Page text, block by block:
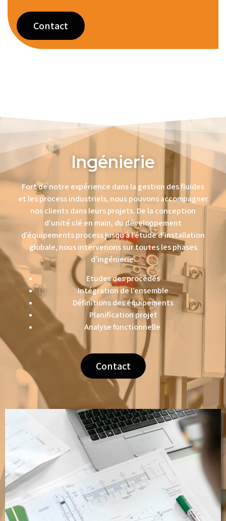
Contact
Ingénierie
Fort de notre expérience dans la gestion des fluides
et les process industriels, nous pouvons accompagner
nos clients dans leurs projets. De la conception
d’unité clé en main, du développement
d’équipements process jusqu’à l’étude d’installation
globale, nous intervenons sur toutes les phases
d’ingénierie.
Etudes des procédés
Intégration de l’ensemble
Définitions des équipements
Planification projet
Analyse fonctionnelle
Contact